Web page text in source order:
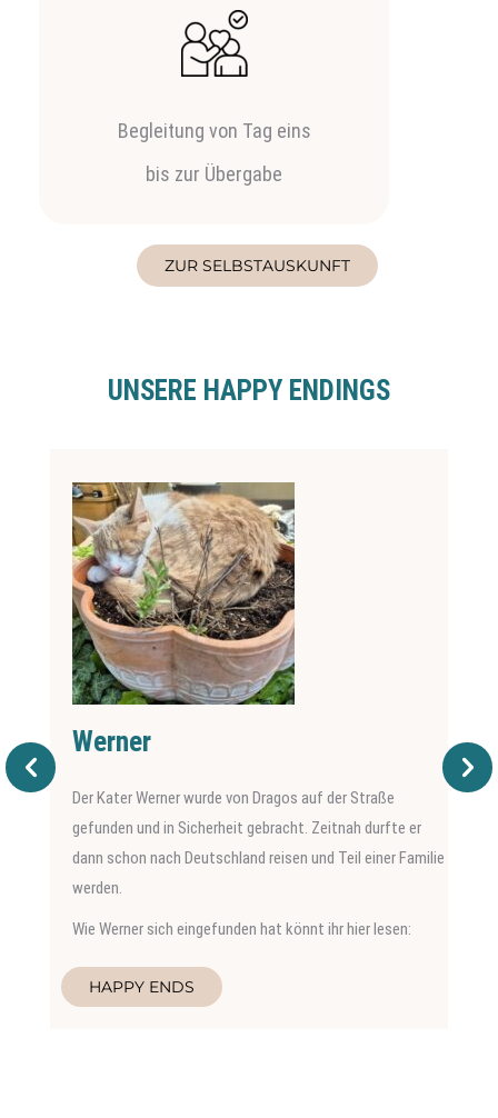
Begleitung von Tag eins
bis zur Übergabe
ZUR SELBSTAUSKUNFT
UNSERE HAPPY ENDINGS
Werner
Der Kater Werner wurde von Dragos auf der Straße
gefunden und in Sicherheit gebracht. Zeitnah durfte er
dann schon nach Deutschland reisen und Teil einer Familie
werden.
Wie Werner sich eingefunden hat könnt ihr hier lesen:
HAPPY ENDS